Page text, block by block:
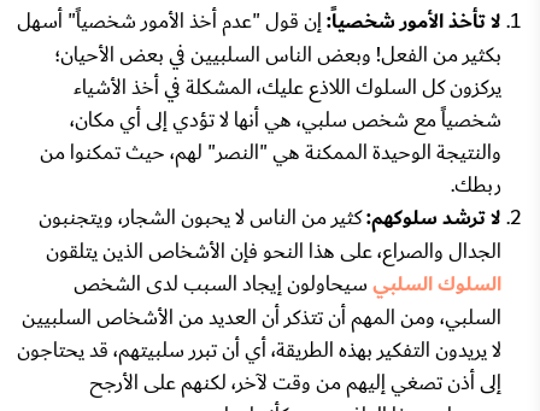
لا تأخذ الأمور شخصياً:إن قول "عدم أخذ الأمور شخصياً" أسهل
بكثير من الفعل! وبعض الناس السلبيين في بعض الأحيان؛
يركزون كل السلوك اللاذع عليك، المشكلة في أخذ الأشياء
شخصياً مع شخص سلبي، هي أنها لا تؤدي إلى أي مكان،
والنتيجة الوحيدة الممكنة هي "النصر" لهم، حيث تمكنوا من
ربطك.
لا ترشد سلوكهم:كثير من الناس لا يحبون الشجار، ويتجنبون
الجدال والصراع، على هذا النحو فإن الأشخاص الذين يتلقون
السلوك السلبيسيحاولون إيجاد السبب لدى الشخص
السلبي، ومن المهم أن تتذكر أن العديد من الأشخاص السلبيين
لا يريدون التفكير بهذه الطريقة، أي أن تبرر سلبيتهم، قد يحتاجون
إلى أذن تصغي إليهم من وقت لآخر، لكنهم على الأرجح